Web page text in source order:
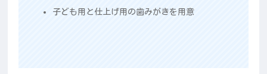
子ども用と仕上げ用の歯みがきを用意